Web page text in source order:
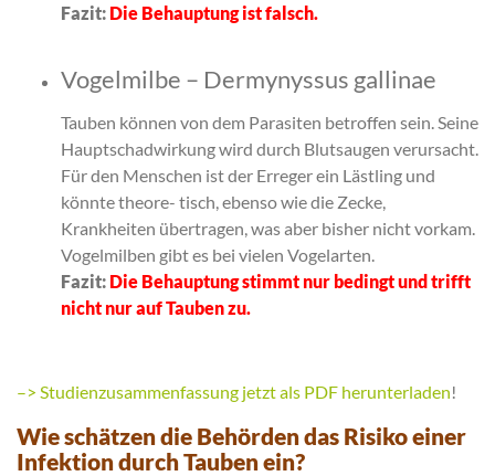
Fazit: Die Behauptung ist falsch.
Vogelmilbe – Dermynyssus gallinae
Tauben können von dem Parasiten betroffen sein. Seine
Hauptschadwirkung wird durch Blutsaugen verursacht.
Für den Menschen ist der Erreger ein Lästling und
könnte theore- tisch, ebenso wie die Zecke,
Krankheiten übertragen, was aber bisher nicht vorkam.
Vogelmilben gibt es bei vielen Vogelarten.
Fazit: Die Behauptung stimmt nur bedingt und trifft
nicht nur auf Tauben zu.
–> Studienzusammenfassung jetzt als PDF herunterladen!
Wie schätzen die Behörden das Risiko einer
Infektion durch Tauben ein?